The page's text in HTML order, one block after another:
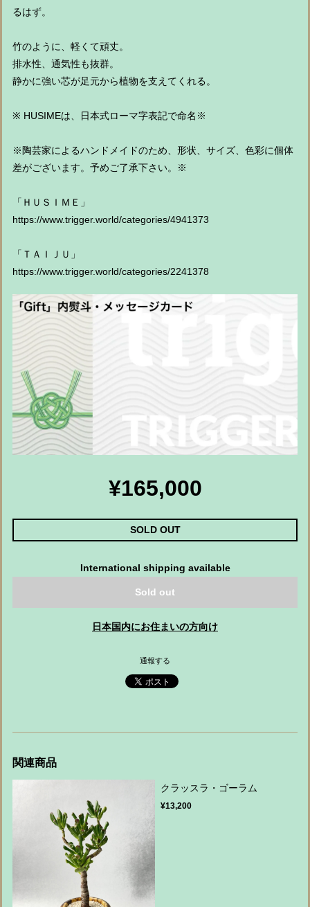
るはず。
竹のように、軽くて頑丈。
排水性、通気性も抜群。
静かに強い芯が足元から植物を支えてくれる。
※ HUSIMEは、日本式ローマ字表記で命名※
※陶芸家によるハンドメイドのため、形状、サイズ、色彩に個体
差がございます。予めご了承下さい。※
「ＨＵＳＩＭＥ」
https://www.trigger.world/categories/4941373
「ＴＡＩＪＵ」
https://www.trigger.world/categories/2241378
¥165,000
SOLD OUT
International shipping available
Sold out
日本国内にお住まいの方向け
通報する
関連商品
クラッスラ・ゴーラム
¥13,200